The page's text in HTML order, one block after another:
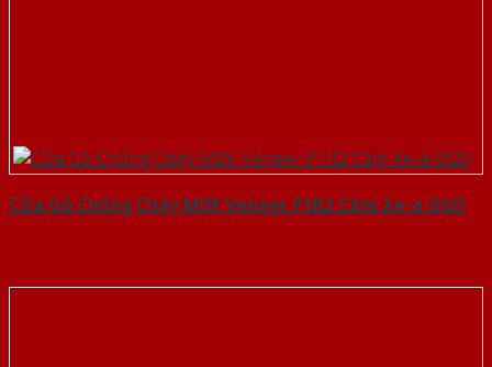
Cửa Gỗ Chống Cháy MDF Veneer P1R2 Căm Xe-a-SGD